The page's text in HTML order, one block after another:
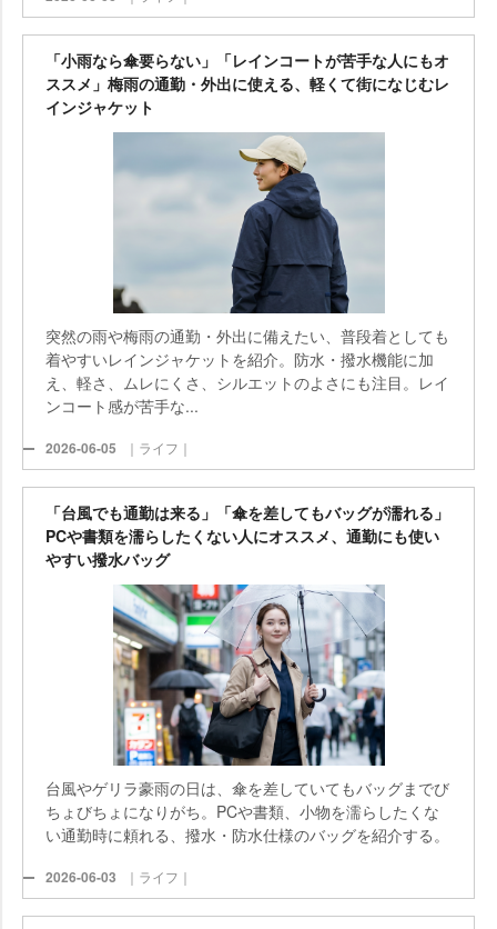
「小雨なら傘要らない」「レインコートが苦手な人にもオ
ススメ」梅雨の通勤・外出に使える、軽くて街になじむレ
インジャケット
突然の雨や梅雨の通勤・外出に備えたい、普段着としても
着やすいレインジャケットを紹介。防水・撥水機能に加
え、軽さ、ムレにくさ、シルエットのよさにも注目。レイ
ンコート感が苦手な...
2026-06-05 ｜ライフ｜
「台風でも通勤は来る」「傘を差してもバッグが濡れる」
PCや書類を濡らしたくない人にオススメ、通勤にも使い
すい撥水バッグ
台風やゲリラ豪雨の日は、傘を差していてもバッグまでび
ちょびちょになりがち。PCや書類、小物を濡らしたくな
い通勤時に頼れる、撥水・防水仕様のバッグを紹介する。
2026-06-03 ｜ライフ｜